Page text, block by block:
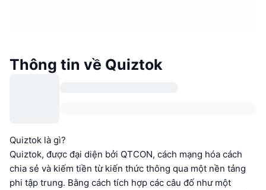
Thông tin về Quiztok
Quiztok là gì?
Quiztok, được đại diện bởi QTCON, cách mạng hóa cách
chia sẻ và kiếm tiền từ kiến thức thông qua một nền tảng
phi tập trung. Bằng cách tích hợp các câu đố như một